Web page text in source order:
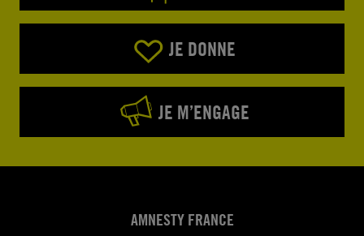
JE DONNE
JE M’ENGAGE
AMNESTY FRANCE